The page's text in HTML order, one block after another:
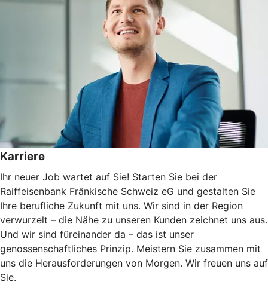
Karriere
Ihr neuer Job wartet auf Sie! Starten Sie bei der
Raiffeisenbank Fränkische Schweiz eG und gestalten Sie
Ihre berufliche Zukunft mit uns. Wir sind in der Region
verwurzelt – die Nähe zu unseren Kunden zeichnet uns aus.
Und wir sind füreinander da – das ist unser
genossenschaftliches Prinzip. Meistern Sie zusammen mit
uns die Herausforderungen von Morgen. Wir freuen uns auf
Sie.